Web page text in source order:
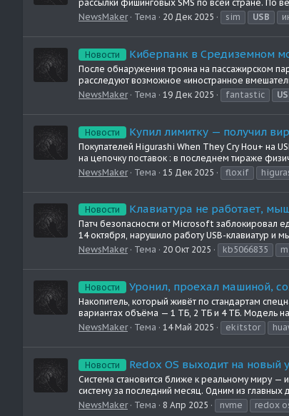
рассылки фишинговых SMS по всей стране. По
NewsMaker
Тема 20 Дек 2025 sim USB
Новости Киберпанк в Средиземном
После обнаружения трояна на пассажирском
расследуют возможное «иностранное
NewsMaker
Тема 19 Дек 2025 fantastic
Новости Купил лимитку — получил
Покупателей Higurashi When They Cry Hou+ на
на цепочку поставок : в последнем тираже
NewsMaker
Тема 15 Дек 2025 floxif
Новости Клавиатура не работает,
Патч безопасности от Microsoft заблокировал
14 октября, нарушило работу USB-клавиатур и
NewsMaker
Тема 20 Окт 2025 kb5066835
Новости Уронил, проехал машиной,
Накопитель, который живёт по стандартам
вариантах объёма — 1 ТБ, 2 ТБ и 4 ТБ. Модель
NewsMaker
Тема 14 Май 2025 ekitstor
Новости Redox OS выходит на новый
Система становится ближе к реальному миру —
систему за последний месяц. Одним из
NewsMaker
Тема 8 Апр 2025 nvme redox